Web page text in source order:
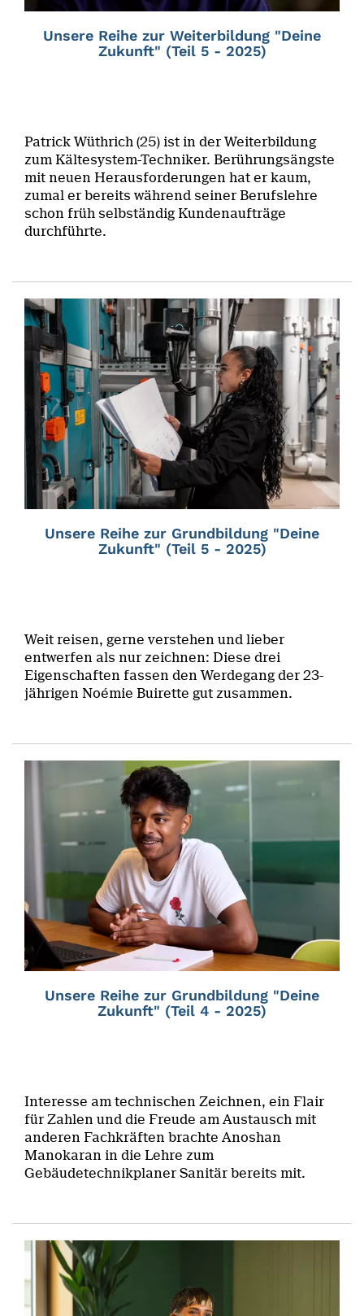
Unsere Reihe zur Weiterbildung "Deine
Zukunft" (Teil 5 - 2025)
Patrick Wüthrich (25) ist in der Weiterbildung
zum Kältesystem-Techniker. Berührungsängste
mit neuen Herausforderungen hat er kaum,
zumal er bereits während seiner Berufslehre
schon früh selbständig Kundenaufträge
durchführte.
Unsere Reihe zur Grundbildung "Deine
Zukunft" (Teil 5 - 2025)
Weit reisen, gerne verstehen und lieber
entwerfen als nur zeichnen: Diese drei
Eigenschaften fassen den Werdegang der 23-
jährigen Noémie Buirette gut zusammen.
Unsere Reihe zur Grundbildung "Deine
Zukunft" (Teil 4 - 2025)
Interesse am technischen Zeichnen, ein Flair
für Zahlen und die Freude am Austausch mit
anderen Fachkräften brachte Anoshan
Manokaran in die Lehre zum
Gebäudetechnikplaner Sanitär bereits mit.